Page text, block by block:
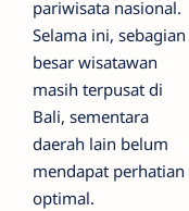
pariwisata nasional.
Selama ini, sebagian
besar wisatawan
masih terpusat di
Bali, sementara
daerah lain belum
mendapat perhatian
optimal.